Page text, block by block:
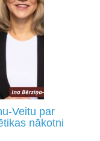
Veitu par
nākotni